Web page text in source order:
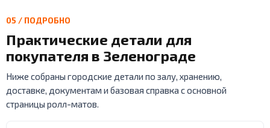
05 / ПОДРОБНО
Практические детали для
покупателя в Зеленограде
Ниже собраны городские детали по залу, хранению,
доставке, документам и базовая справка с основной
страницы ролл-матов.